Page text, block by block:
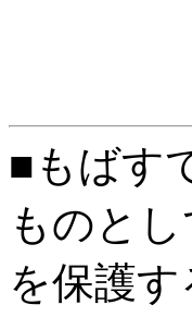
■もばす
ものと
を保護